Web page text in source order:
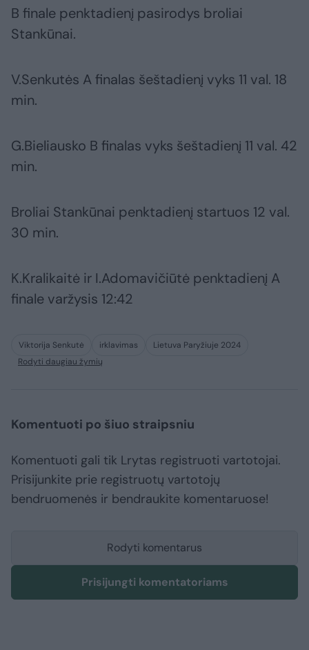
B finale penktadienį pasirodys broliai
Stankūnai.
V.Senkutės A finalas šeštadienį vyks 11 val. 18
min.
G.Bieliausko B finalas vyks šeštadienį 11 val. 42
min.
Broliai Stankūnai penktadienį startuos 12 val.
30 min.
K.Kralikaitė ir I.Adomavičiūtė penktadienį A
finale varžysis 12:42
Viktorija Senkutė irklavimas
Lietuva Paryžiuje 2024
Rodyti daugiau žymių
Komentuoti po šiuo straipsniu
Komentuoti gali tik Lrytas registruoti vartotojai.
Prisijunkite prie registruotų vartotojų
bendruomenės ir bendraukite komentaruose!
Rodyti komentarus
Prisijungti komentatoriams